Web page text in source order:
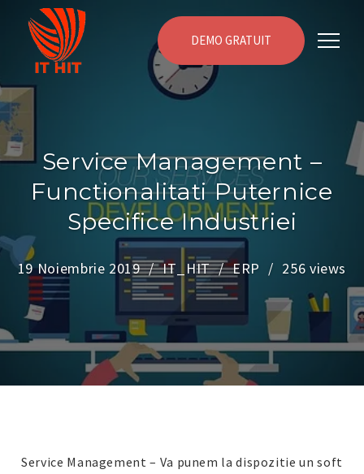
DEMO GRATUIT
Service Management –
Functionalitati Puternice
Specifice Industriei
19 Noiembrie 2019 IT_HIT ERP 256 views
Service Management – Va punem la dispozitie un soft